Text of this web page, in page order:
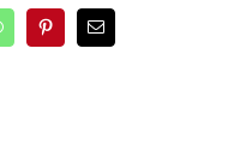
Pinterest
E-
mail